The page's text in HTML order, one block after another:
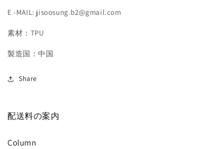
E -MAIL: jisoosung.b2@gmail.com
素材：TPU
製造国：中国
Share
配送料の案内
Column